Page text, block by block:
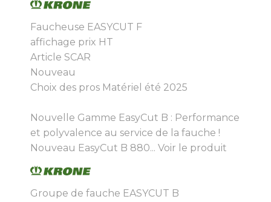
Faucheuse EASYCUT F
affichage prix HT
Article SCAR
Nouveau
Choix des pros Matériel été 2025
Nouvelle Gamme EasyCut B : Performance
et polyvalence au service de la fauche !
Nouveau EasyCut B 880... Voir le produit
Groupe de fauche EASYCUT B